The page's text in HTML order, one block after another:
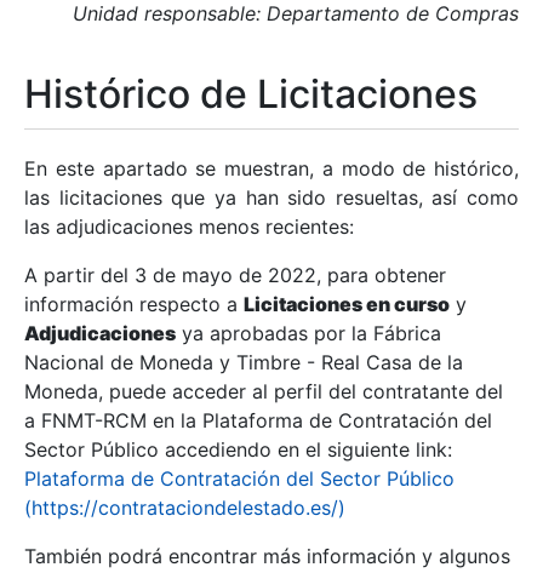
Mostrar/Ocultar
Mostrar/Ocultar
Mostrar/Ocultar
Unidad responsable: Departamento de Compras
Histórico de Licitaciones
En este apartado se muestran, a modo de histórico,
las licitaciones que ya han sido resueltas, así como
las adjudicaciones menos recientes:
A partir del 3 de mayo de 2022, para obtener
información respecto a Licitaciones en curso y
Adjudicaciones ya aprobadas por la Fábrica
Nacional de Moneda y Timbre - Real Casa de la
Moneda, puede acceder al perfil del contratante del
a FNMT-RCM en la Plataforma de Contratación del
Sector Público accediendo en el siguiente link:
Plataforma de Contratación del Sector Público
(https://contrataciondelestado.es/)
También podrá encontrar más información y algunos